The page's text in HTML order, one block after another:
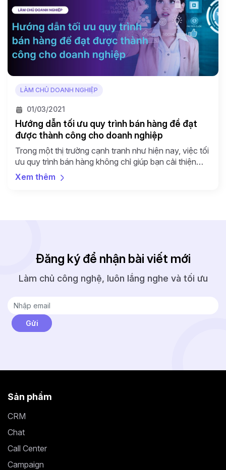
LÀM CHỦ DOANH NGHIỆP
01/03/2021
Hướng dẫn tối ưu quy trình bán hàng để đạt
được thành công cho doanh nghiệp
Trong một thị trường cạnh tranh như hiện nay, việc tối
ưu quy trình bán hàng không chỉ giúp bạn cải thiện
hiệu suất mà còn gia tăng khả năng thu hút khách
hàng. Bạn sẽ giống như một người hướng dẫn viên du
Xem thêm
Đăng ký để nhận bài viết mới
Làm chủ công nghệ, luôn lắng nghe và tối ưu
Sản phẩm
CRM
Chat
Call Center
Campaign